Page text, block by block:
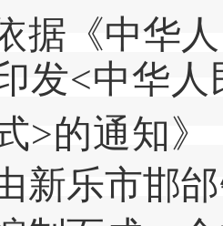
据《中华
发<中华人
>的通知》
新乐市邯